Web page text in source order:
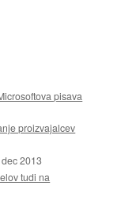
pisava
proizvajalcev
2013
tudi na